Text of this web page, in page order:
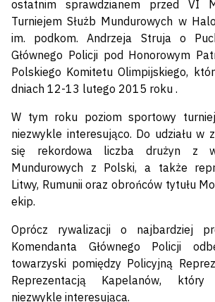
ostatnim sprawdzianem przed VI
Turniejem Służb Mundurowych w
im. podkom. Andrzeja Struja o
Głównego Policji pod Honorowym
Polskiego Komitetu Olimpijskiego,
dniach 12-13 lutego 2015 roku .
W tym roku poziom sportowy
niezwykle interesująco. Do udziału w
się rekordowa liczba drużyn z
Mundurowych z Polski, a także
Litwy, Rumunii oraz obrońców tytułu
ekip.
Oprócz rywalizacji o najbardziej
Komendanta Głównego Policji
towarzyski pomiędzy Policyjną
Reprezentacją Kapelanów,
niezwykle interesująca.